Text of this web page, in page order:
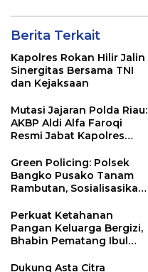
Berita Terkait
Kapolres Rokan Hilir Jalin
Sinergitas Bersama TNI
dan Kejaksaan
Mutasi Jajaran Polda Riau:
AKBP Aldi Alfa Faroqi
Resmi Jabat Kapolres
Imam Syahroni
Green Policing: Polsek
Bangko Pusako Tanam
Rambutan, Sosialisasikan
Kapolda Riau
Perkuat Ketahanan
Pangan Keluarga Bergizi,
Bhabin Pematang Ibul
Warga
Dukung Asta Citra